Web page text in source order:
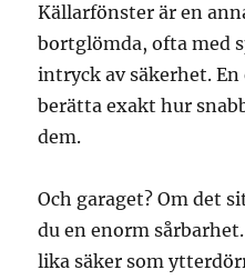
Källarfönster är en
bortglömda, ofta med
intryck av säkerhet.
berätta exakt hur
dem.
Och garaget? Om det
du en enorm
lika säker som